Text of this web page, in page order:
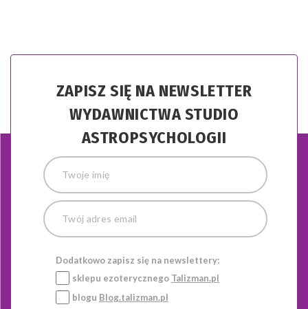
ZAPISZ SIĘ NA NEWSLETTER
WYDAWNICTWA STUDIO
ASTROPSYCHOLOGII
Dodatkowo zapisz się na newslettery:
sklepu ezoterycznego Talizman.pl
blogu Blog.talizman.pl